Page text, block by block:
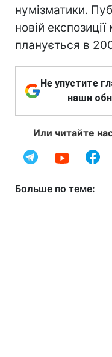
нумізматики.
новій
планується в
Не упустите
наши
Или читайте
Больше по теме: